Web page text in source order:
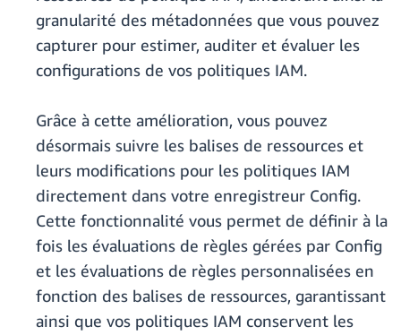
granularité des métadonnées que vous pouvez
capturer pour estimer, auditer et évaluer les
configurations de vos politiques IAM.
Grâce à cette amélioration, vous pouvez
désormais suivre les balises de ressources et
leurs modifications pour les politiques IAM
directement dans votre enregistreur Config.
Cette fonctionnalité vous permet de définir à la
fois les évaluations de règles gérées par Config
et les évaluations de règles personnalisées en
fonction des balises de ressources, garantissant
ainsi que vos politiques IAM conservent les